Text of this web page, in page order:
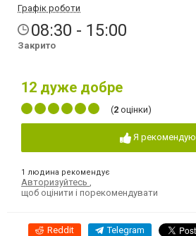
Графік роботи
08:30 - 15:00
Закрито
12 дуже добре
(2 оцінки)
Я рекомендую
1 людина рекомендує
Авторизуйтесь
щоб оцінити і порекомендувати
Reddit Telegram